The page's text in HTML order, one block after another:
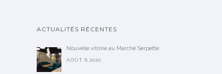
ACTUALITÉS RÉCENTES
Nouvelle vitrine au Marché Serpette
AOÛT 6,2020